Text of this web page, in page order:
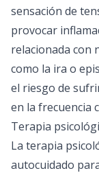
sensación de
provocar
relacionada con
como la ira o
el riesgo de
en la frecuencia
Terapia
La terapia
autocuidado